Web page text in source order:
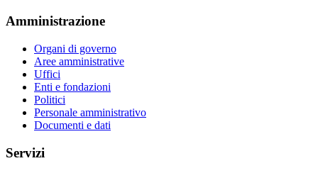
Amministrazione
Organi di governo
Aree amministrative
Uffici
Enti e fondazioni
Politici
Personale amministrativo
Documenti e dati
Servizi